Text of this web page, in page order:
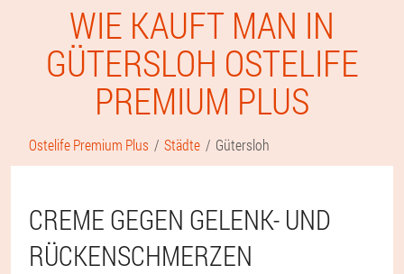
WIE KAUFT MAN IN
GÜTERSLOH OSTELIFE
PREMIUM PLUS
Ostelife Premium Plus Städte Gütersloh
CREME GEGEN GELENK- UND
RÜCKENSCHMERZEN